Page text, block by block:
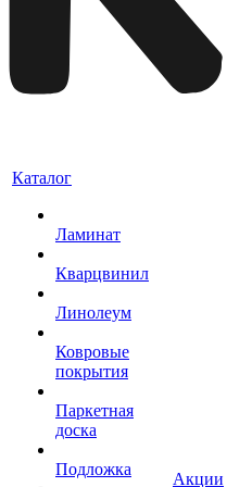
Каталог
Ламинат
Кварцвинил
Линолеум
Ковровые
покрытия
Паркетная
доска
Подложка
Акции